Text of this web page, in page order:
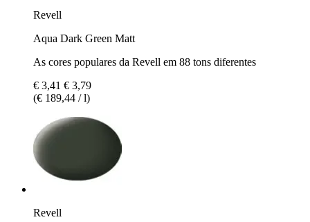
Revell
Aqua Dark Green Matt
As cores populares da Revell em 88 tons diferentes
€ 3,41 € 3,79
(€ 189,44 / l)
Revell